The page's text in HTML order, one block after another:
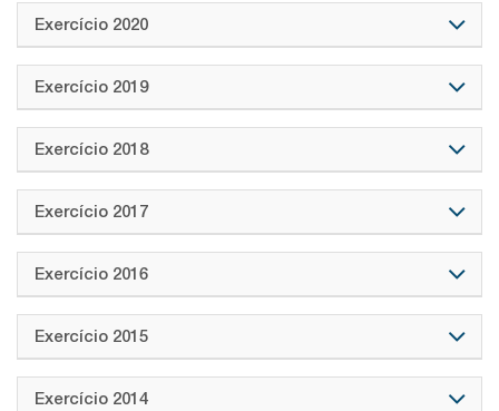
Exercício 2020
Exercício 2019
Exercício 2018
Exercício 2017
Exercício 2016
Exercício 2015
Exercício 2014